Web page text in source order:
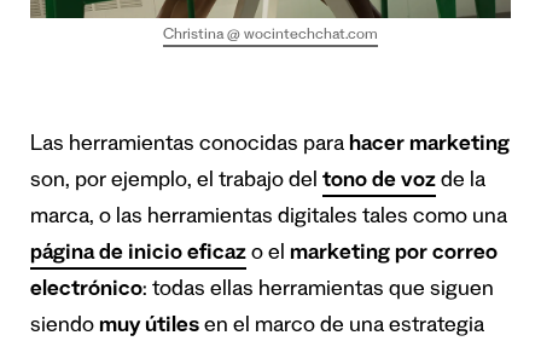
Christina @ wocintechchat.com
Las herramientas conocidas para hacer marketing
son, por ejemplo, el trabajo del tono de voz de la
marca, o las herramientas digitales tales como una
página de inicio eficaz o el marketing por correo
electrónico: todas ellas herramientas que siguen
siendo muyútiles en el marco de una estrategia